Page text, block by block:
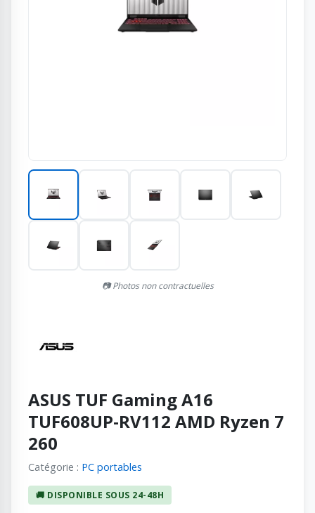
📷 Photos non contractuelles
ASUS TUF Gaming A16
TUF608UP-RV112 AMD Ryzen 7
260
Catégorie : PC portables
🚚 DISPONIBLE SOUS 24-48H